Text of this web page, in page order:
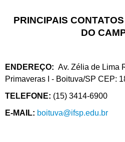
PRINCIPAIS
DO
ENDEREÇO: Av. Zélia de Lima
Primaveras I - Boituva/SP CEP:
TELEFONE: (15) 3414-6900
E-MAIL: boituva@ifsp.edu.br